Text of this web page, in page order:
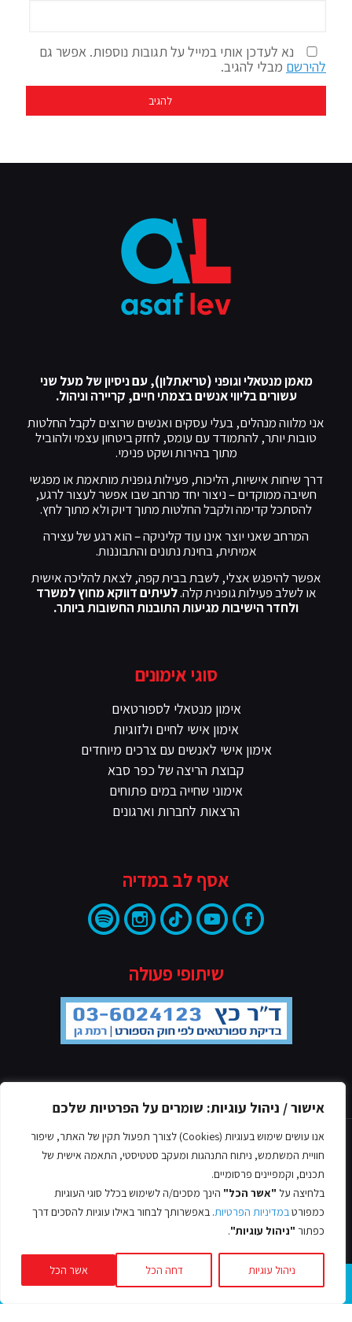
אישור / ניהול עוגיות: שומרים על הפרטיות שלכם
אנו עושים שימוש בעוגיות (Cookies) לצורך תפעול תקין של האתר, שיפור
חוויית המשתמש, ניתוח התנהגות ומעקב סטטיסטי, התאמה אישית של
תכנים, וקמפיינים פרסומיים.
בלחיצה על "אשר הכל" הינך מסכים/ה לשימוש בכלל סוגי העוגיות
כמפורטבמדיניות הפרטיות. באפשרותך לבחור באילו עוגיות להסכים דרך
כפתור "ניהול עוגיות".
ניהול עוגיות דחה הכל אשר הכל
נא לעדכן אותי במייל על תגובות נוספות. אפשר גם
להירשם מבלי להגיב.
מאמן מנטאלי וגופני (טריאתלון), עם ניסיון של מעל שני
עשורים בליווי אנשים בצמתי חיים, קריירה וניהול.
אני מלווה מנהלים, בעלי עסקים ואנשים שרוצים לקבל החלטות
טובות יותר, להתמודד עם עומס, לחזק ביטחון עצמי ולהוביל
מתוך בהירות ושקט פנימי.
דרך שיחות אישיות, הליכות, פעילות גופנית מותאמת או מפגשי
חשיבה ממוקדים – ניצור יחד מרחב שבו אפשר לעצור לרגע,
להסתכל קדימה ולקבל החלטות מתוך דיוק ולא מתוך לחץ.
המרחב שאני יוצר אינו עוד קליניקה – הוא רגע של עצירה
אמיתית, בחינת נתונים והתבוננות.
אפשר להיפגש אצלי, לשבת בבית קפה, לצאת להליכה אישית
או לשלב פעילות גופנית קלה.לעיתים דווקא מחוץ למשרד
ולחדר הישיבות מגיעות התובנות החשובות ביותר.
סוגי אימונים
אימון מנטאלי לספורטאים
אימון אישי לחיים ולזוגיות
אימון אישי לאנשים עם צרכים מיוחדים
קבוצת הריצה של כפר סבא
אימוני שחייה במים פתוחים
הרצאות לחברות וארגונים
אסף לב במדיה
שיתופי פעולה
מדיניות הפרטיות
© כל הזכויות שמורות אסף לב, 2022
עיצוב ובניית אתרים -